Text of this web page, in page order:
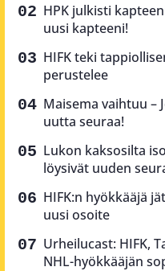
HPK julkisti
uusi kapteeni!
HIFK teki
perustelee
Maisema vaihtuu –
uutta seuraa!
Lukon kaksosilta
löysivät uuden
HIFK:n hyökkääjä
uusi osoite
Urheilucast: HIFK,
NHL-hyökkääjän